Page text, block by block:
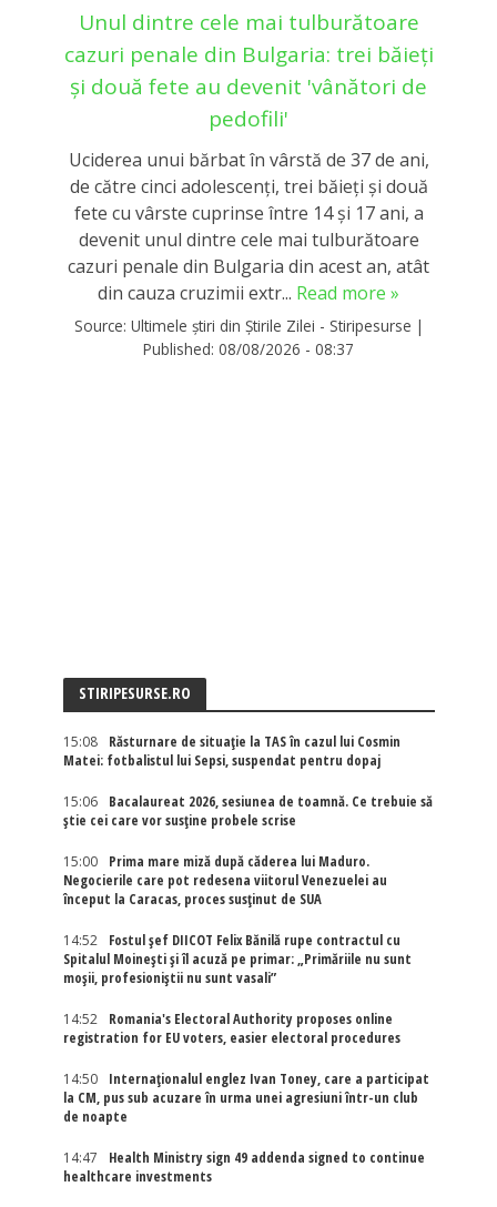
Unul dintre cele mai tulburătoare
cazuri penale din Bulgaria: trei băieți
și două fete au devenit 'vânători de
pedofili'
Uciderea unui bărbat în vârstă de 37 de ani,
de către cinci adolescenţi, trei băieţi şi două
fete cu vârste cuprinse între 14 şi 17 ani, a
devenit unul dintre cele mai tulburătoare
cazuri penale din Bulgaria din acest an, atât
din cauza cruzimii extr... Read more »
Source: Ultimele știri din Știrile Zilei - Stiripesurse |
Published: 08/08/2026 - 08:37
STIRIPESURSE.RO
15:08
Răsturnare de situație la TAS în cazul lui Cosmin
Matei: fotbalistul lui Sepsi, suspendat pentru dopaj
15:06
Bacalaureat 2026, sesiunea de toamnă. Ce trebuie să
știe cei care vor susține probele scrise
15:00
Prima mare miză după căderea lui Maduro.
Negocierile care pot redesena viitorul Venezuelei au
început la Caracas, proces susținut de SUA
14:52
Fostul șef DIICOT Felix Bănilă rupe contractul cu
Spitalul Moinești și îl acuză pe primar: „Primăriile nu sunt
moșii, profesioniștii nu sunt vasali”
14:52
Romania's Electoral Authority proposes online
registration for EU voters, easier electoral procedures
14:50
Internaţionalul englez Ivan Toney, care a participat
la CM, pus sub acuzare în urma unei agresiuni într-un club
de noapte
14:47
Health Ministry sign 49 addenda signed to continue
healthcare investments